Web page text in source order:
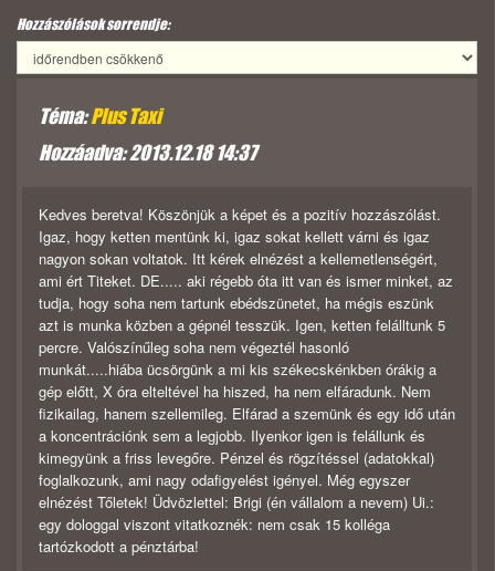
Hozzászólások sorrendje:
Téma:Plus Taxi
Hozzáadva: 2013.12.18 14:37
Kedves beretva! Köszönjük a képet és a pozitív hozzászólást.
Igaz, hogy ketten mentünk ki, igaz sokat kellett várni és igaz
nagyon sokan voltatok. Itt kérek elnézést a kellemetlenségért,
ami ért Titeket. DE..... aki régebb óta itt van és ismer minket, az
tudja, hogy soha nem tartunk ebédszünetet, ha mégis eszünk
azt is munka közben a gépnél tesszük. Igen, ketten felálltunk 5
percre. Valószínűleg soha nem végeztél hasonló
munkát.....hiába ücsörgünk a mi kis székecskénkben órákig a
gép előtt, X óra elteltével ha hiszed, ha nem elfáradunk. Nem
fizikailag, hanem szellemileg. Elfárad a szemünk és egy idő után
a koncentrációnk sem a legjobb. Ilyenkor igen is felállunk és
kimegyünk a friss levegőre. Pénzel és rögzítéssel (adatokkal)
foglalkozunk, ami nagy odafigyelést igényel. Még egyszer
elnézést Tőletek! Üdvözlettel: Brigi (én vállalom a nevem) Ui.:
egy dologgal viszont vitatkoznék: nem csak 15 kolléga
tartózkodott a pénztárba!